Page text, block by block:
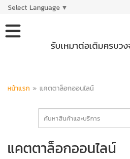
Select Language ▼
รับเหมาต่อเติมครบว
หน้าแรก » แคตตาล็อกออนไลน์
แคตตาล็อกออนไลน์